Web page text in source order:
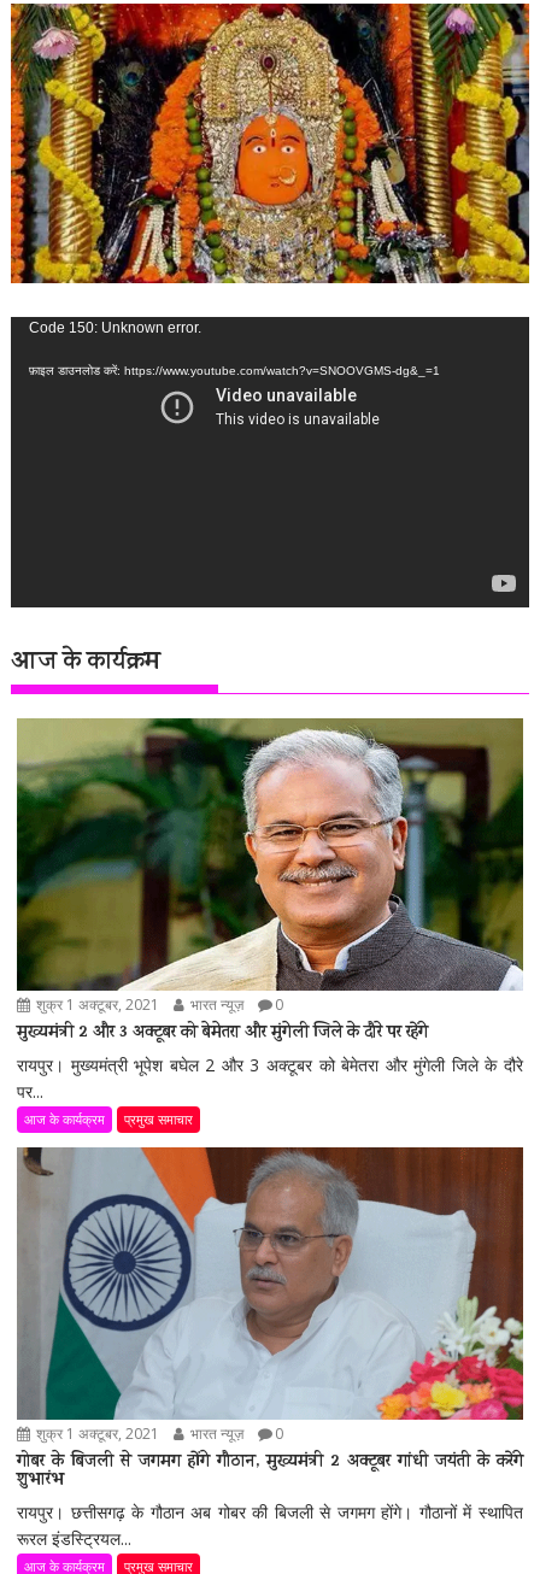
वीडियो
Code 150: Unknown error.
फ़ाइल डाउनलोड करें: https://www.youtube.com/watch?v=SNOOVGMS-dg&_=1
आज के कार्यक्रम
शुक्र 1 अक्टूबर, 2021 भारत न्यूज़ 0
मुख्यमंत्री 2 और 3 अक्टूबर को बेमेतरा और मुंगेली जिले के दौरे पर रहेंगे
रायपुर। मुख्यमंत्री भूपेश बघेल 2 और 3 अक्टूबर को बेमेतरा और मुंगेली जिले के दौरे
पर...
आज के कार्यक्रम प्रमुख समाचार
शुक्र 1 अक्टूबर, 2021 भारत न्यूज़ 0
गोबर के बिजली से जगमग होंगे गौठान, मुख्यमंत्री 2 अक्टूबर गांधी जयंती के करेंगे
शुभारंभ
रायपुर। छत्तीसगढ़ के गौठान अब गोबर की बिजली से जगमग होंगे। गौठानों में स्थापित
रूरल इंडस्ट्रियल...
आज के कार्यक्रम प्रमुख समाचार